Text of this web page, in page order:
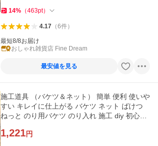
14% （463pt）
4.17（6件）
最短8/8お届け
おしゃれ雑貨店 Fine Dream
最安値を見る
施工道具 （バケツ＆ネット） 簡単 便利 使いや
すい キレイに仕上がる バケツ ネット ばけつ
ねっと のり用バケツ のり入れ 施工 diy 初心者
1,221円